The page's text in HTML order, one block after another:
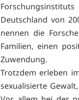
Deutschland von
nennen die
Familien, einen
Zuwendung.
Trotzdem erleben
sexualisierte